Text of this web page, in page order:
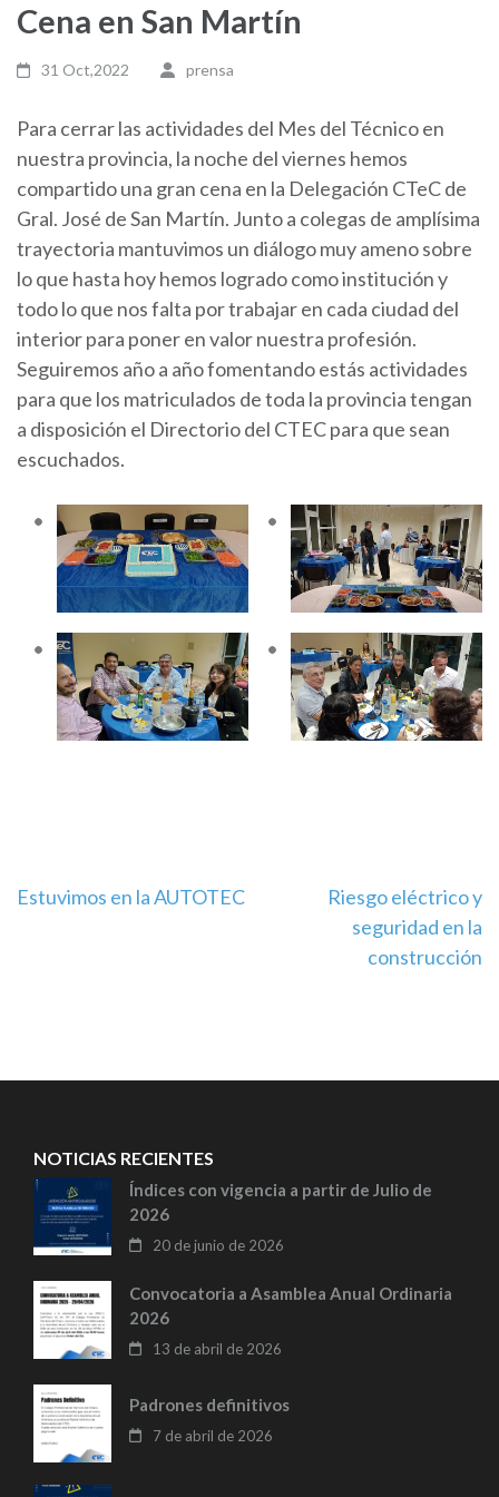
Cena en San Martín
31 Oct,2022 prensa
Para cerrar las actividades del Mes del Técnico en
nuestra provincia, la noche del viernes hemos
compartido una gran cena en la Delegación CTeC de
Gral. José de San Martín. Junto a colegas de amplísima
trayectoria mantuvimos un diálogo muy ameno sobre
lo que hasta hoy hemos logrado como institución y
todo lo que nos falta por trabajar en cada ciudad del
interior para poner en valor nuestra profesión.
Seguiremos año a año fomentando estás actividades
para que los matriculados de toda la provincia tengan
a disposición el Directorio del CTEC para que sean
escuchados.
Navegación
Estuvimos en la AUTOTEC
Riesgo eléctrico y
seguridad en la
construcción
NOTICIAS RECIENTES
Índices con vigencia a partir de Julio de
2026
20 de junio de 2026
Convocatoria a Asamblea Anual Ordinaria
2026
13 de abril de 2026
Padrones definitivos
7 de abril de 2026